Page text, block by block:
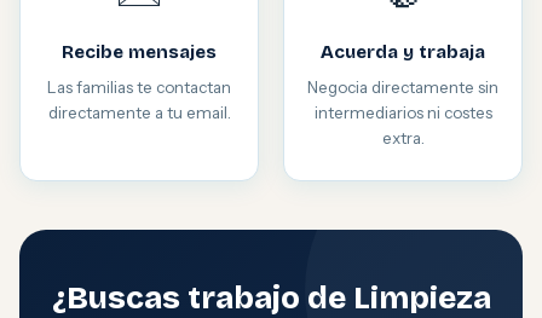
Recibe mensajes
Las familias te contactan
directamente a tu email.
Acuerda y trabaja
Negocia directamente sin
intermediarios ni costes
extra.
¿Buscas trabajo de Limpieza